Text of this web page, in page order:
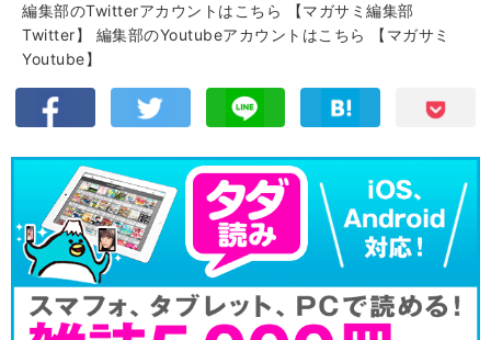
編集部のTwitterアカウントはこちら
【マガサミ編集部
Twitter】
編集部のYoutubeアカウントはこちら
【マガサミ
Youtube】